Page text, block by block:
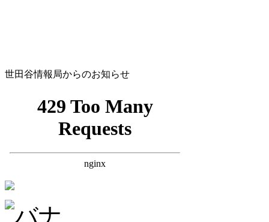
世田谷情報局からのお知らせ